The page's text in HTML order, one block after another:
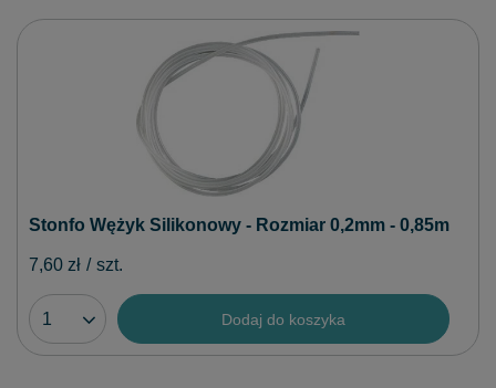
Stonfo Wężyk Silikonowy - Rozmiar 0,2mm - 0,85m
7,60 zł / szt.
Dodaj do koszyka